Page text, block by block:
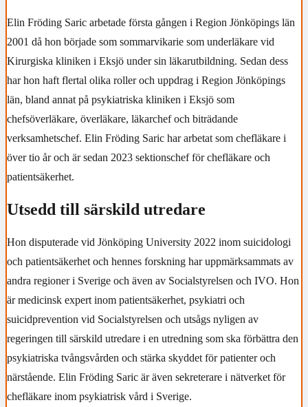
Elin Fröding Saric arbetade första gången i Region Jönköpings län
2001 då hon började som sommarvikarie som underläkare vid
Kirurgiska kliniken i Eksjö under sin läkarutbildning. Sedan dess
har hon haft flertal olika roller och uppdrag i Region Jönköpings
län, bland annat på psykiatriska kliniken i Eksjö som
chefsöverläkare, överläkare, läkarchef och biträdande
verksamhetschef. Elin Fröding Saric har arbetat som chefläkare i
över tio år och är sedan 2023 sektionschef för chefläkare och
patientsäkerhet.
Utsedd till särskild utredare
Hon disputerade vid Jönköping University 2022 inom suicidologi
och patientsäkerhet och hennes forskning har uppmärksammats av
andra regioner i Sverige och även av Socialstyrelsen och IVO. Hon
är medicinsk expert inom patientsäkerhet, psykiatri och
suicidprevention vid Socialstyrelsen och utsågs nyligen av
regeringen till särskild utredare i en utredning som ska förbättra den
psykiatriska tvångsvården och stärka skyddet för patienter och
närstående. Elin Fröding Saric är även sekreterare i nätverket för
chefläkare inom psykiatrisk vård i Sverige.